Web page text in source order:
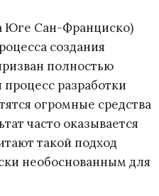
Юге Сан-Франциско)
создания
полностью
разработки
огромные средства
часто оказывается
такой подход
необоснованным для